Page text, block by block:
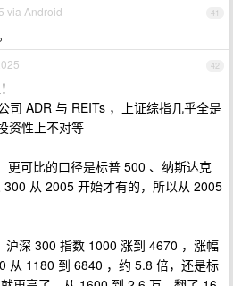
41
via Android
42
司 ADR 与 REITs ，上证综指几乎全是
资性上不对等
更可比的口径是标普 500 、纳斯达克
从 2005 开始才有的，所以从 2005
沪深 300 指数 1000 涨到 4670 ，涨幅
从 1180 到 6840 ，约 5.8 倍，还是标